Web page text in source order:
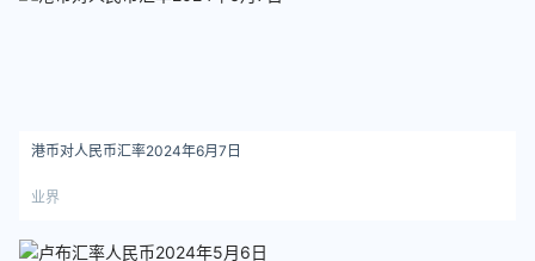
港币对人民币汇率2024年6月7日
业界